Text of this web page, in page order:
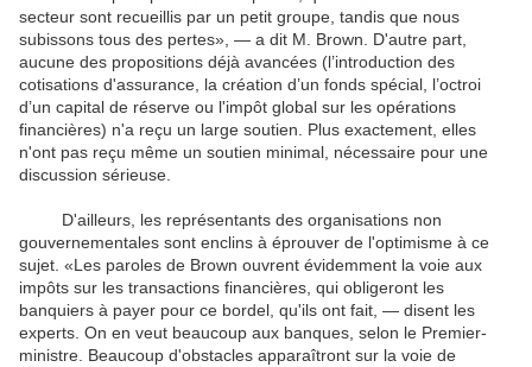
secteur sont recueillis par un petit groupe, tandis que nous
subissons tous des pertes», — a dit M. Brown. D'autre part,
aucune des propositions déjà avancées (l’introduction des
cotisations d'assurance, la création d’un fonds spécial, l’octroi
d’un capital de réserve ou l'impôt global sur les opérations
financières) n'a reçu un large soutien. Plus exactement, elles
n'ont pas reçu même un soutien minimal, nécessaire pour une
discussion sérieuse.
D'ailleurs, les représentants des organisations non
gouvernementales sont enclins à éprouver de l'optimisme à ce
sujet. «Les paroles de Brown ouvrent évidemment la voie aux
impôts sur les transactions financières, qui obligeront les
banquiers à payer pour ce bordel, qu'ils ont fait, — disent les
experts. On en veut beaucoup aux banques, selon le Premier-
ministre. Beaucoup d'obstacles apparaîtront sur la voie de